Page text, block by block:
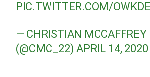
PIC.TWITTER.COM/
— CHRISTIAN MCCAFFREY
(@CMC_22)APRIL 14, 2020